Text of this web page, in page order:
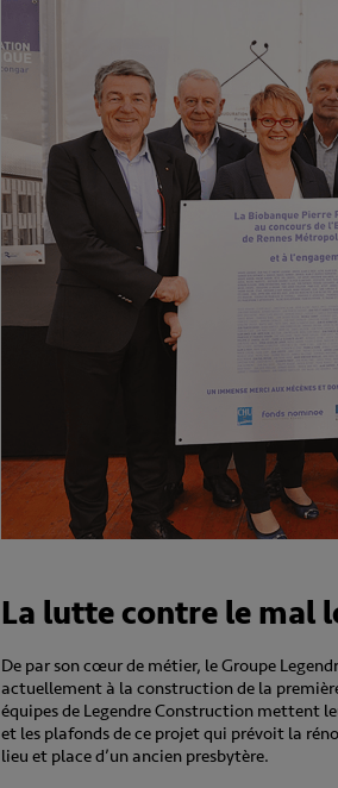
La lutte contre le mal
De par son cœur de métier, le Groupe
actuellement à la construction de la
équipes de Legendre Construction mettent
et les plafonds de ce projet qui prévoit la
lieu et place d’un ancien presbytère.